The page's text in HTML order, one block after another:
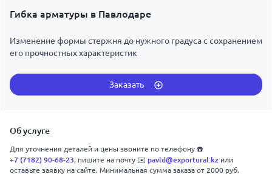
Гибка арматуры в Павлодаре
Изменение формы стержня до нужного градуса с сохранением
его прочностных характеристик
Заказать
Об услуге
Для уточнения деталей и цены звоните по телефону ☎️
+7 (7182) 90-68-23, пишите на почту ✉️ pavld@exportural.kz или
оставьте заявку на сайте. Минимальная сумма заказа от 2000 руб.